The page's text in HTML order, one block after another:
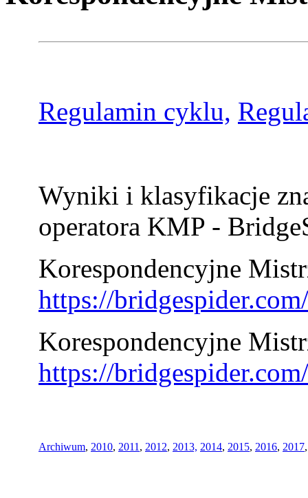
Regulamin cyklu,
Wyniki i klasyfikacje
operatora KMP -
Korespondencyjne
https://
Korespondencyjne
https://
Archiwum, 2010, 2011 , 2012, 2013, 2014, 2015, 2016, 2017